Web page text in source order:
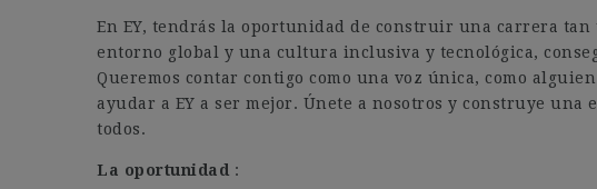
En EY, tendrás la oportunidad de construir una carrera tan
entorno global y una cultura inclusiva y tecnológica,
Queremos contar contigo como una voz única, como
ayudar a EY a ser mejor. Únete a nosotros y construye
todos.
La oportunidad :